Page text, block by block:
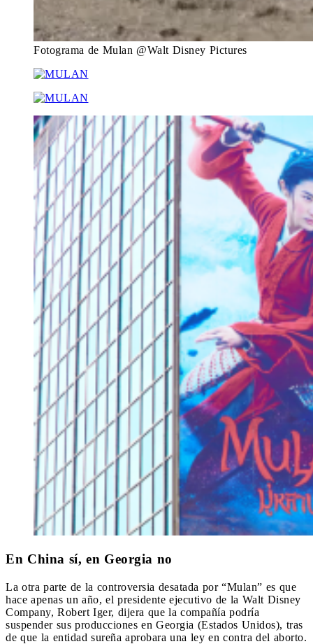
Fotograma de Mulan @Walt Disney Pictures
En China sí, en Georgia no
La otra parte de la controversia desatada por “Mulan” es que
hace apenas un año, el presidente ejecutivo de la Walt Disney
Company, Robert Iger, dijera que la compañía podría
suspender sus producciones en Georgia (Estados Unidos), tras
de que la entidad sureña aprobara una ley en contra del aborto.